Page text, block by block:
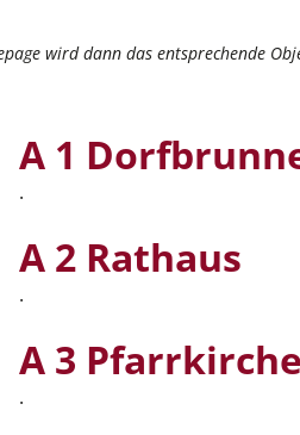
wird dann das entsprechende
A 1
.
A 2 Rathaus
.
A 3 Pfarrkirche
.